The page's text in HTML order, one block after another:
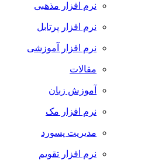
نرم افزار مذهبی
نرم افزار پرتابل
نرم افزار آموزشی
مقالات
آموزش زبان
نرم افزار مک
مدیریت پسورد
نرم افزار تقویم